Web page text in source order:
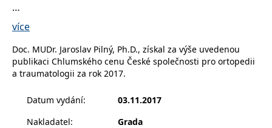
Publikace zahrnuje problematiku traumatologie ruky,
ruky, zahrnuje i problematiku lokte a předloktí ve
vztahu k ruce. Oproti původnímu vydání byla kniha
aktualizována a doplněna zejména o kapitoly z
revmatochirurgie ruky, základy dlahování ruky,
komplikace v chirurgii ruky.
více
Doc. MUDr. Jaroslav Pilný, Ph.D., získal za výše uvedenou
publikaci Chlumského cenu České společnosti pro ortopedii
a traumatologii za rok 2017.
Datum vydání:
03.11.2017
Nakladatel:
Grada